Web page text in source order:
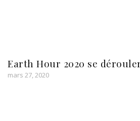
Earth Hour 2020 se
mars 27, 2020